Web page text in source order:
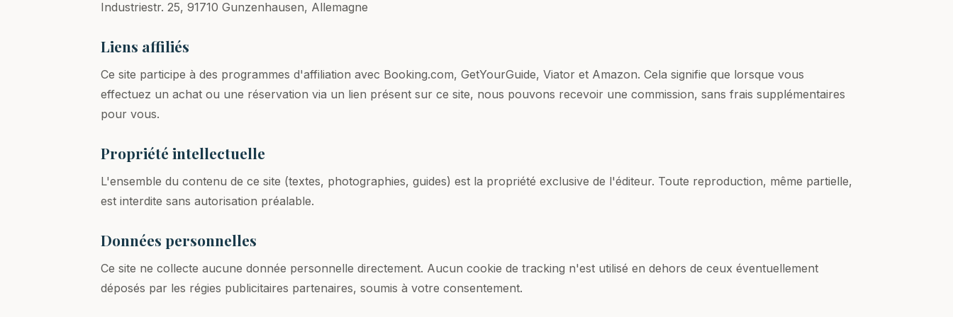
Industriestr. 25, 91710 Gunzenhausen, Allemagne
Liens affiliés
Ce site participe à des programmes d'affiliation avec Booking.com, GetYourGuide, Viator et Amazon. Cela signifie que lorsque vous
effectuez un achat ou une réservation via un lien présent sur ce site, nous pouvons recevoir une commission, sans frais supplémentaires
pour vous.
Propriété intellectuelle
L'ensemble du contenu de ce site (textes, photographies, guides) est la propriété exclusive de l'éditeur. Toute reproduction, même partielle,
est interdite sans autorisation préalable.
Données personnelles
Ce site ne collecte aucune donnée personnelle directement. Aucun cookie de tracking n'est utilisé en dehors de ceux éventuellement
déposés par les régies publicitaires partenaires, soumis à votre consentement.